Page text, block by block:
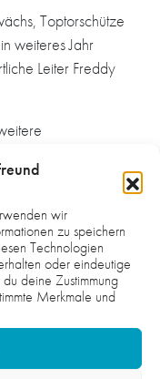
wir
zu speichern
Technologien
oder eindeutige
deine Zustimmung
Merkmale und
Toptorschütze
weiteres Jahr
Leiter Freddy